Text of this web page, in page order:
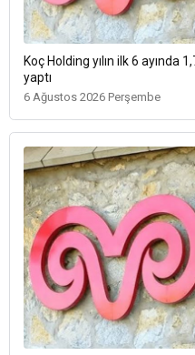
Koç Holding yılın ilk 6 ayında
yaptı
6 Ağustos 2026 Perşembe